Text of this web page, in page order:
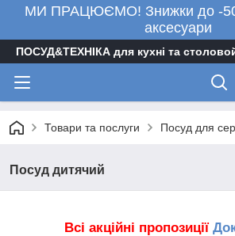
МИ ПРАЦЮЄМО! Знижки до -
аксесуари
ПОСУД&ТЕХНІКА для кухні та
Товари та послуги Посуд для
Посуд дитячий
Всі акційні пропозиції